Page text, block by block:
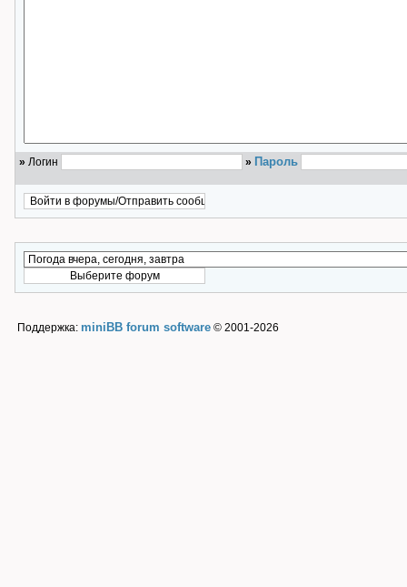
» Логин » Пароль
Поддержка: miniBB forum software © 2001-2026